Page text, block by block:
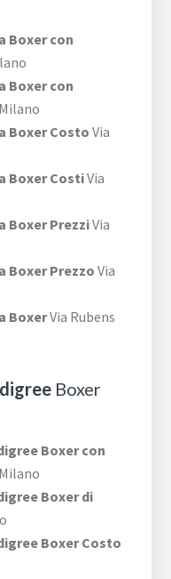
Boxer con
Boxer con
Boxer Costo Via
Boxer CostiVia
Boxer PrezziVia
Boxer Prezzo Via
BoxerVia Rubens
Boxer
Boxer con
Boxer di
Boxer Costo